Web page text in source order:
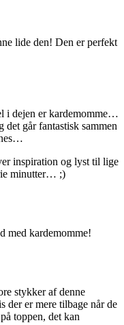
lide den! Den er perfekt
i dejen er kardemomme…
går fantastisk sammen
inspiration og lyst til lige
minutter… ;)
med kardemomme!
stykker af denne
der er mere tilbage når de
toppen, det kan